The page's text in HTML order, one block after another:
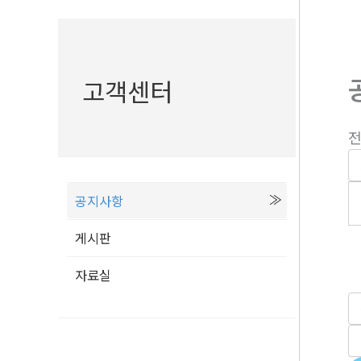
고객센터
공지사항
게시판
자료실